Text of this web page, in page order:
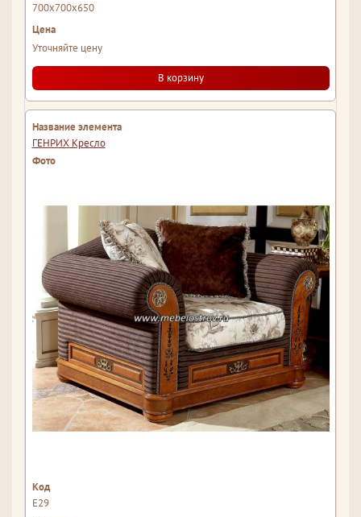
700x700x650
Уточняйте цену
В корзину
ГЕНРИХ Кресло
Е29